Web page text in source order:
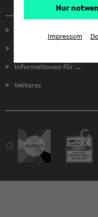
Informationen für ...
Weiteres
Nur
Impressum